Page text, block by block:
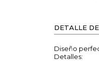
DETALLE
Diseño
Detalles: